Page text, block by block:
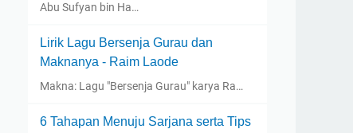
Abu Sufyan bin Ha…
Lirik Lagu Bersenja Gurau dan
Maknanya - Raim Laode
Makna: Lagu "Bersenja Gurau" karya Ra…
6 Tahapan Menuju Sarjana serta Tips